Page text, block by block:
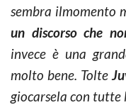
sembra ilmomento
un discorso che
invece è una
molto bene. Tolte
giocarsela con tutte